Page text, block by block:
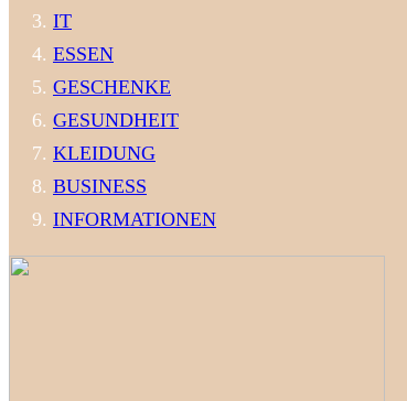
IT
ESSEN
GESCHENKE
GESUNDHEIT
KLEIDUNG
BUSINESS
INFORMATIONEN